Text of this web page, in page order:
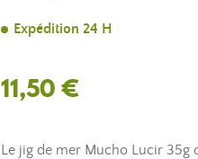
Expédition 24 H
11,50 €
Le jig de mer Mucho Lucir 35g